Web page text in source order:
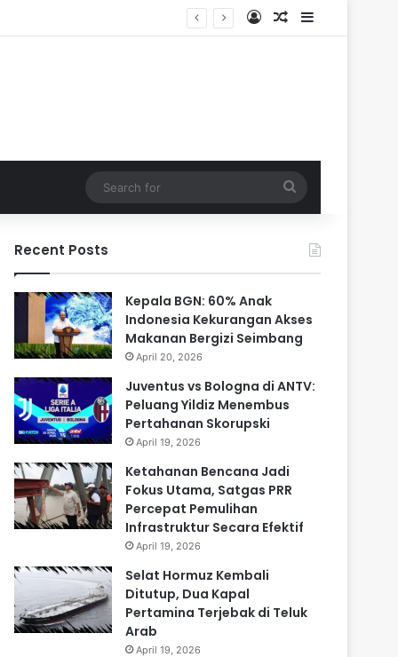
Log InRandom Article
Sidebar
for
Recent Posts
Kepala BGN: 60% Anak
Indonesia Kekurangan Akses
Makanan Bergizi Seimbang
April 20, 2026
Juventus vs Bologna di ANTV:
Peluang Yildiz Menembus
Pertahanan Skorupski
April 19, 2026
Ketahanan Bencana Jadi
Fokus Utama, Satgas PRR
Percepat Pemulihan
Infrastruktur Secara Efektif
April 19, 2026
Selat Hormuz Kembali
Ditutup, Dua Kapal
Pertamina Terjebak di Teluk
Arab
April 19, 2026